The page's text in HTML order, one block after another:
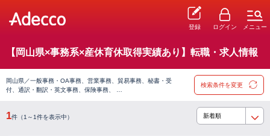
登録 ログイン メニュー
【岡山県×事務系×産休育休取得実績あり】転職・求人情報
岡山県／一般事務・OA事務、営業事務、貿易事務、秘書・受
付、通訳・翻訳・英文事務、保険事務、 …
検索条件を変更
1件（1～1件を表示中）